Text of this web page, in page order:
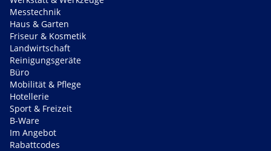
Messtechnik
Haus & Garten
Friseur & Kosmetik
Landwirtschaft
Reinigungsgeräte
Büro
Mobilität & Pflege
Hotellerie
Sport & Freizeit
B-Ware
Im Angebot
Rabattcodes